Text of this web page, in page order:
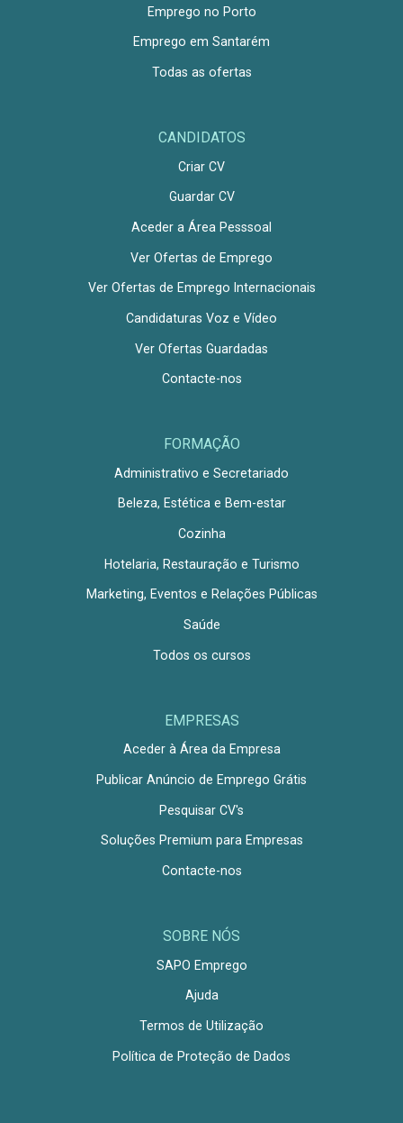
Emprego no Porto
Emprego em Santarém
Todas as ofertas
CANDIDATOS
Criar CV
Guardar CV
Aceder a Área Pesssoal
Ver Ofertas de Emprego
Ver Ofertas de Emprego Internacionais
Candidaturas Voz e Vídeo
Ver Ofertas Guardadas
Contacte-nos
FORMAÇÃO
Administrativo e Secretariado
Beleza, Estética e Bem-estar
Cozinha
Hotelaria, Restauração e Turismo
Marketing, Eventos e Relações Públicas
Saúde
Todos os cursos
EMPRESAS
Aceder à Área da Empresa
Publicar Anúncio de Emprego Grátis
Pesquisar CV's
Soluções Premium para Empresas
Contacte-nos
SOBRE NÓS
SAPO Emprego
Ajuda
Termos de Utilização
Política de Proteção de Dados